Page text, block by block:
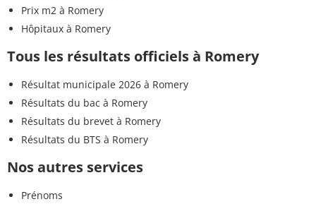
Prix m2 à Romery
Hôpitaux à Romery
Tous les résultats officiels à Romery
Résultat municipale 2026 à Romery
Résultats du bac à Romery
Résultats du brevet à Romery
Résultats du BTS à Romery
Nos autres services
Prénoms